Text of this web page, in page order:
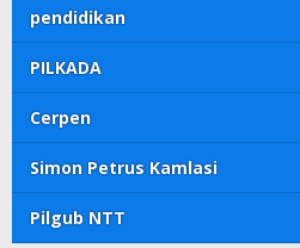
pendidikan
PILKADA
Cerpen
Simon Petrus Kamlasi
Pilgub NTT